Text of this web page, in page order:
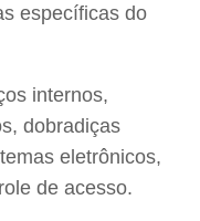
específicas do
internos,
dobradiças
eletrônicos,
de acesso.